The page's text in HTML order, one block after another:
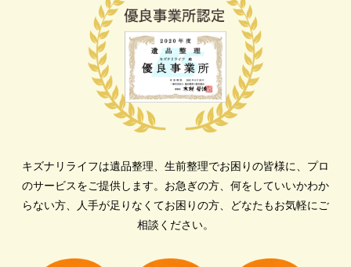
キズナリライフは遺品整理、生前整理でお困りの皆様に、プロ
のサービスをご提供します。 お急ぎの方、何をしていいかわか
らない方、人手が足りなくてお困りの方、どなたもお気軽にご
相談ください。